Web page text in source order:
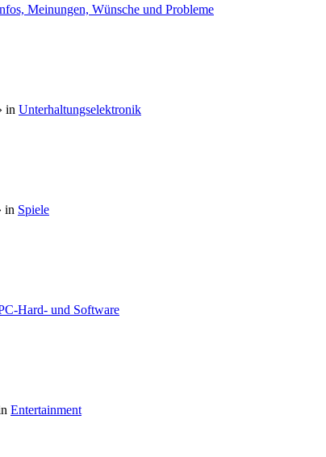
Meinungen, Wünsche und Probleme
in Unterhaltungselektronik
in Spiele
Hard- und Software
Entertainment